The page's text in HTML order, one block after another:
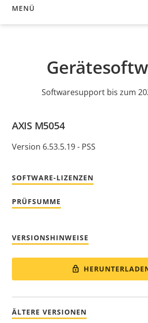
MENÜ
GERÄTESOFTWARE
Softwaresupport bis zum
AXIS M5054
Version 6.53.5.19 - PSS
SOFTWARE-LIZENZEN
PRÜFSUMME
VERSIONSHINWEISE
ÄLTERE VERSIONEN